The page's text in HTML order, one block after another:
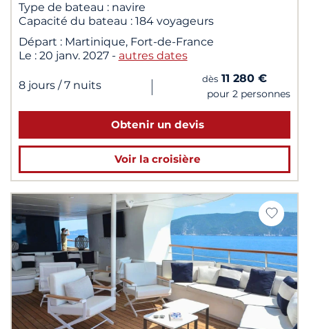
Type de bateau : navire
Capacité du bateau : 184 voyageurs
Départ : Martinique, Fort-de-France
Le : 20 janv. 2027 - autres dates
8 jours / 7 nuits | dès 11 280 €
pour 2 personnes
Obtenir un devis
Voir la croisière